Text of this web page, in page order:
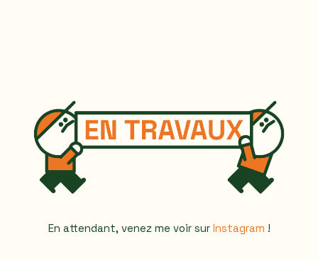
En attendant, venez me voir sur Instagram !